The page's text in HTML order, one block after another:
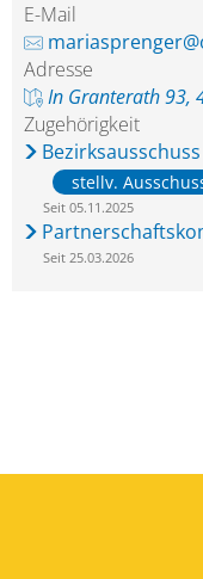
E-Mail
Adresse
In Granterath 93,
Zugehörigkeit
stellv.
Seit 05.11.2025
Seit 25.03.2026